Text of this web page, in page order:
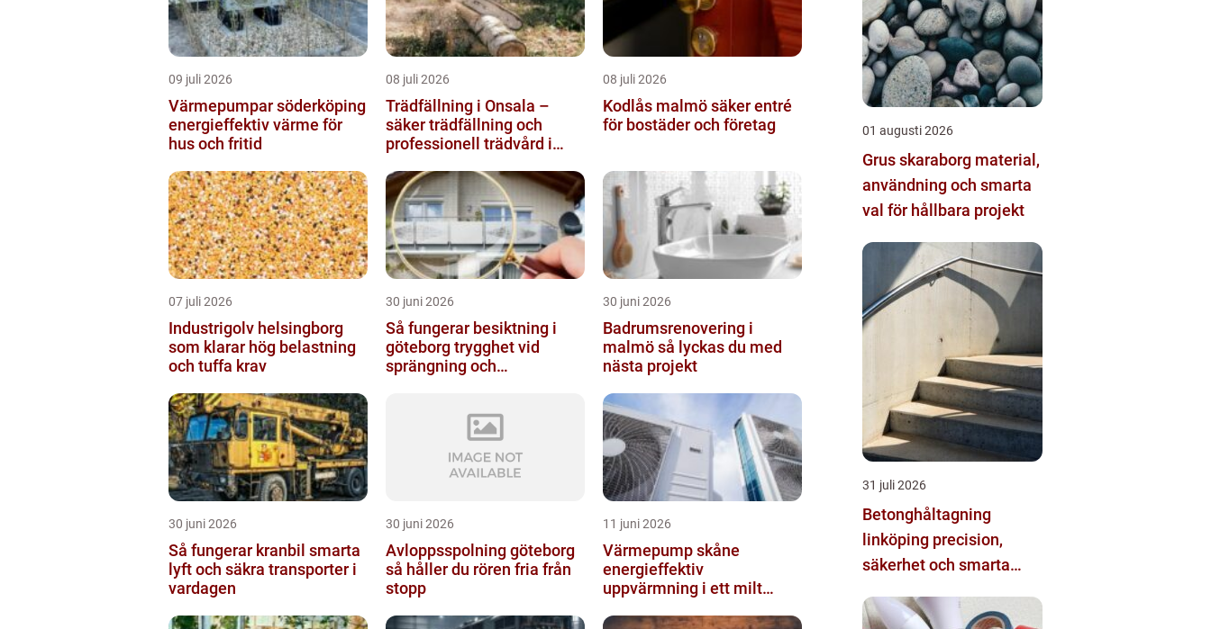
09 juli 2026
Värmepumpar söderköping
energieffektiv värme för
hus och fritid
08 juli 2026
Trädfällning i Onsala –
säker trädfällning och
professionell trädvård i
08 juli 2026
Kodlås malmö säker entré
för bostäder och företag
07 juli 2026
Industrigolv helsingborg
som klarar hög belastning
och tuffa krav
30 juni 2026
Så fungerar besiktning i
göteborg trygghet vid
sprängning och
30 juni 2026
Badrumsrenovering i
malmö så lyckas du med
nästa projekt
30 juni 2026
Så fungerar kranbil smarta
lyft och säkra transporter i
vardagen
30 juni 2026
Avloppsspolning göteborg
så håller du rören fria från
stopp
11 juni 2026
Värmepump skåne
energieffektiv
uppvärmning i ett milt
01 augusti 2026
Grus skaraborg material,
användning och smarta
val för hållbara projekt
31 juli 2026
Betonghåltagning
linköping precision,
säkerhet och smarta